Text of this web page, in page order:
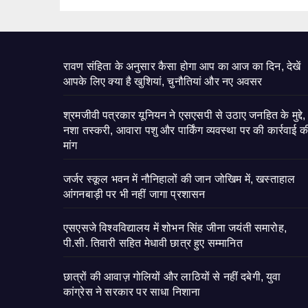
रावण संहिता के अनुसार कैसा होगा आप का आज का दिन, देखें
आपके लिए क्या है खुशियां, चुनौतियां और नए अवसर
श्रमजीवी पत्रकार यूनियन ने एसएसपी से उठाए जनहित के मुद्दे,
नशा तस्करी, आवारा पशु और पार्किंग व्यवस्था पर की कार्रवाई
मांग
जर्जर स्कूल भवन में नौनिहालों की जान जोखिम में, खस्ताहाल
आंगनबाड़ी पर भी नहीं जागा प्रशासन
एसएसजे विश्वविद्यालय में शोभन सिंह जीना जयंती समारोह,
पी.सी. तिवारी सहित मेधावी छात्र हुए सम्मानित
छात्रों की आवाज़ गोलियों और लाठियों से नहीं दबेगी, युवा
कांग्रेस ने सरकार पर साधा निशाना